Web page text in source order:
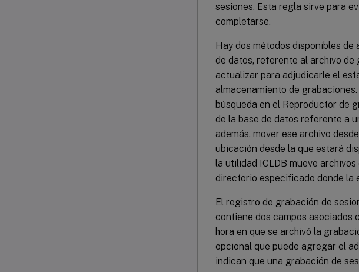
sesiones. Esta regla sirve para
completarse.
Hay dos métodos disponibles de
de datos, referente al archivo de
actualizar para adjudicarle el
almacenamiento de
búsqueda en el Reproductor de
de la base de datos referente a
además, mover ese archivo
ubicación desde la que estará
la utilidad ICLDB mueve
directorio especificado donde la
El registro de grabación de
contiene dos campos asociados
hora en que se archivó la
opcional que puede agregar el
indican que una grabación de